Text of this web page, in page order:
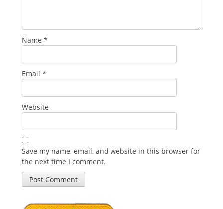
Name *
Email *
Website
Save my name, email, and website in this browser for
the next time I comment.